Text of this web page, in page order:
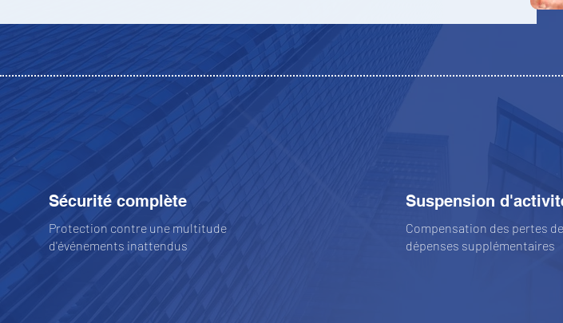
Sécurité complète
Protection contre une multitude
d'événements inattendus
Suspension
Compensation des pertes
dépenses supplémentaires